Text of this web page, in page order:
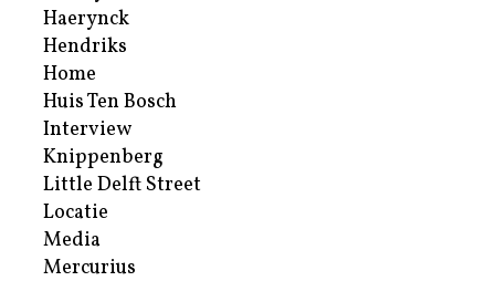
Haerynck
Hendriks
Home
Huis Ten Bosch
Interview
Knippenberg
Little Delft Street
Locatie
Media
Mercurius